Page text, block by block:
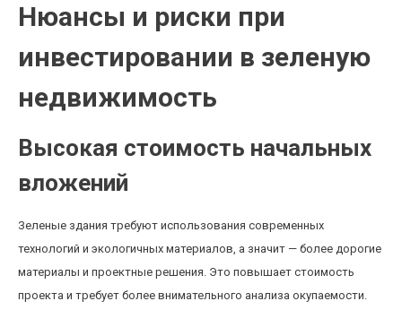
Нюансы и риски при
инвестировании в зеленую
недвижимость
Высокая стоимость начальных
вложений
Зеленые здания требуют использования современных
технологий и экологичных материалов, а значит — более дорогие
материалы и проектные решения. Это повышает стоимость
проекта и требует более внимательного анализа окупаемости.